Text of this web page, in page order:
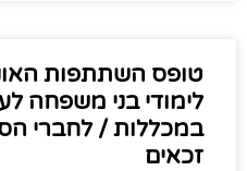
טופס השתתפות
לימודי בני משפחה
במכללות / לחברי
זכאים​​